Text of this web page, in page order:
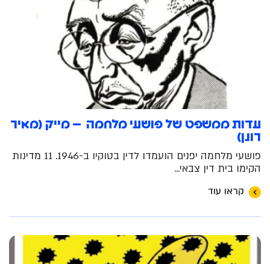
עדות ממשפט של פושעי מלחמה – מייק (מאיר
רונן)
פושעי מלחמה יפנים הועמדו לדין בטוקיו ב-1946. 11 מדינות
הקימו בית דין צבאי...
קראו עוד